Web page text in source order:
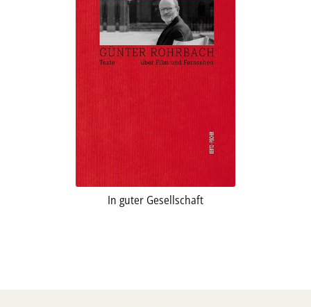
Newsletter
In guter Gesellschaft